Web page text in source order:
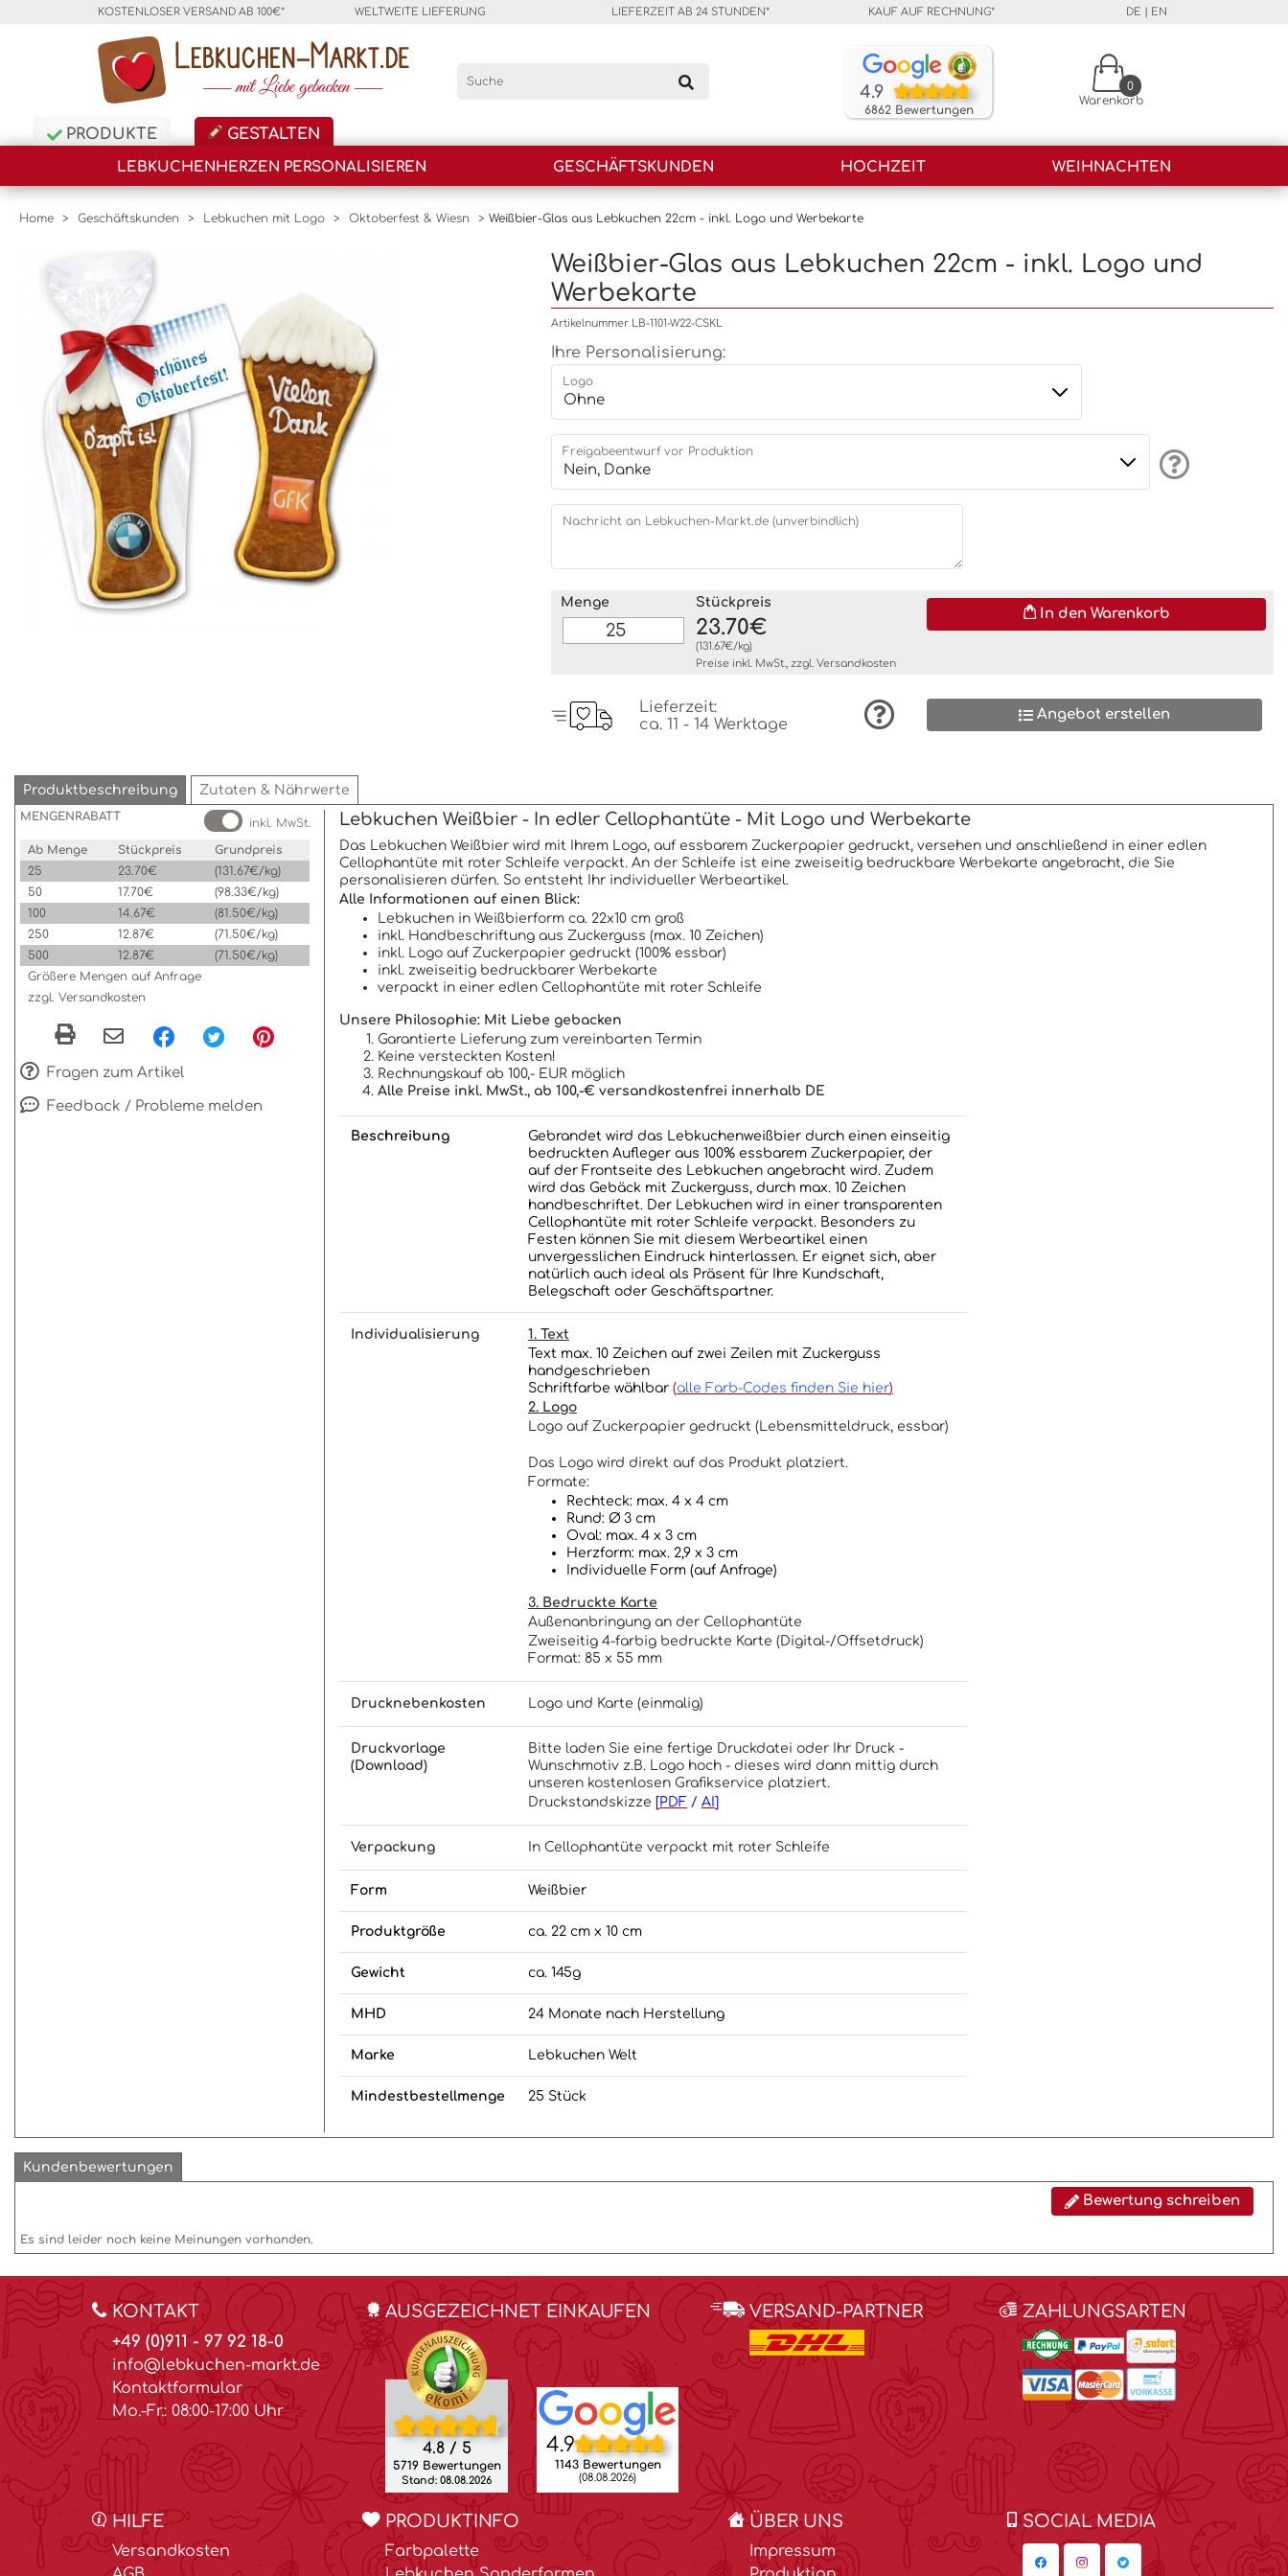
KOSTENLOSER VERSAND AB 100€* WELTWEITE LIEFERUNG LIEFERZEIT AB 24 STUNDEN* KAUF AUF RECHNUNG* DE | EN
Unsere Kunden bewerten unsere Produkte und
4.9
6862 Bewertungen
Warenkorb
0
PRODUKTE GESTALTEN
LEBKUCHENHERZEN PERSONALISIEREN GESCHÄFTSKUNDEN HOCHZEIT WEIHNACHTEN
Home > Geschäftskunden > Lebkuchen mit Logo > Oktoberfest & Wiesn > Weißbier-Glas aus Lebkuchen 22cm - inkl. Logo und Werbekarte
Weißbier-Glas aus Lebkuchen 22cm - inkl. Logo und
Werbekarte
Artikelnummer LB-1101-W22-CSKL
Ihre Personalisierung:
Logo
Freigabeentwurf vor Produktion
Nachricht an Lebkuchen-Markt.de (unverbindlich)
Menge Stückpreis
23.70€
(131.67€/kg)
Preise inkl. MwSt., zzgl. Versandkosten
In den Warenkorb
Lieferzeit:
ca. 11 - 14 Werktage
Angebot erstellen
Produktbeschreibung Zutaten & Nährwerte
MENGENRABATT
inkl. MwSt.
Ab Menge
Stückpreis
Grundpreis
25
23.70€
(131.67€/kg)
50
17.70€
(98.33€/kg)
100
14.67€
(81.50€/kg)
250
12.87€
(71.50€/kg)
500
12.87€
(71.50€/kg)
Größere Mengen auf Anfrage
zzgl. Versandkosten
Fragen zum Artikel
Feedback / Probleme melden
Lebkuchen Weißbier - In edler Cellophantüte - Mit Logo und Werbekarte
Das Lebkuchen Weißbier wird mit Ihrem Logo, auf essbarem Zuckerpapier gedruckt, versehen und anschließend in einer edlen
Cellophantüte mit roter Schleife verpackt. An der Schleife ist eine zweiseitig bedruckbare Werbekarte angebracht, die Sie
personalisieren dürfen. So entsteht Ihr individueller Werbeartikel.
Alle Informationen auf einen Blick:
Lebkuchen in Weißbierform ca. 22x10 cm groß
inkl. Handbeschriftung aus Zuckerguss (max. 10 Zeichen)
inkl. Logo auf Zuckerpapier gedruckt (100% essbar)
inkl. zweiseitig bedruckbarer Werbekarte
verpackt in einer edlen Cellophantüte mit roter Schleife
Unsere Philosophie: Mit Liebe gebacken
Garantierte Lieferung zum vereinbarten Termin
Keine versteckten Kosten!
Rechnungskauf ab 100,- EUR möglich
Alle Preise inkl. MwSt., ab 100,-€ versandkostenfrei innerhalb DE
Beschreibung
Gebrandet wird das Lebkuchenweißbier durch einen einseitig
bedruckten Aufleger aus 100% essbarem Zuckerpapier, der
auf der Frontseite des Lebkuchen angebracht wird. Zudem
wird das Gebäck mit Zuckerguss, durch max. 10 Zeichen
handbeschriftet. Der Lebkuchen wird in einer transparenten
Cellophantüte mit roter Schleife verpackt. Besonders zu
Festen können Sie mit diesem Werbeartikel einen
unvergesslichen Eindruck hinterlassen. Er eignet sich, aber
natürlich auch ideal als Präsent für Ihre Kundschaft,
Belegschaft oder Geschäftspartner.
Individualisierung
1. Text
Text max. 10 Zeichen auf zwei Zeilen mit Zuckerguss
handgeschrieben
Schriftfarbe wählbar (alle Farb-Codes finden Sie hier)
2. Logo
Logo auf Zuckerpapier gedruckt (Lebensmitteldruck, essbar)
Das Logo wird direkt auf das Produkt platziert.
Formate:
Rechteck: max. 4 x 4 cm
Rund: Ø 3 cm
Oval: max. 4 x 3 cm
Herzform: max. 2,9 x 3 cm
Individuelle Form (auf Anfrage)
3. Bedruckte Karte
Außenanbringung an der Cellophantüte
Zweiseitig 4-farbig bedruckte Karte (Digital-/Offsetdruck)
Format: 85 x 55 mm
Drucknebenkosten Logo und Karte (einmalig)
Druckvorlage
(Download)
Bitte laden Sie eine fertige Druckdatei oder Ihr Druck -
Wunschmotiv z.B. Logo hoch - dieses wird dann mittig durch
unseren kostenlosen Grafikservice platziert.
Druckstandskizze [PDF / AI ]
Verpackung In Cellophantüte verpackt mit roter Schleife
Form Weißbier
Produktgröße ca. 22 cm x 10 cm
Gewicht ca. 145g
MHD 24 Monate nach Herstellung
Marke Lebkuchen Welt
Mindestbestellmenge 25 Stück
Kundenbewertungen
Bewertung schreiben
Es sind leider noch keine Meinungen vorhanden.
KONTAKT
+49 (0)911 - 97 92 18-0
info@lebkuchen-markt.de
Kontaktformular
Mo.-Fr.: 08:00-17:00 Uhr
AUSGEZEICHNET EINKAUFEN
4.8 / 5
5719 Bewertungen
Stand: 08.08.2026
4.9
1143 Bewertungen
(08.08.2026)
VERSAND-PARTNER ZAHLUNGSARTEN
HILFE
Versandkosten
PRODUKTINFO
Farbpalette
ÜBER UNS
Impressum
SOCIAL MEDIA